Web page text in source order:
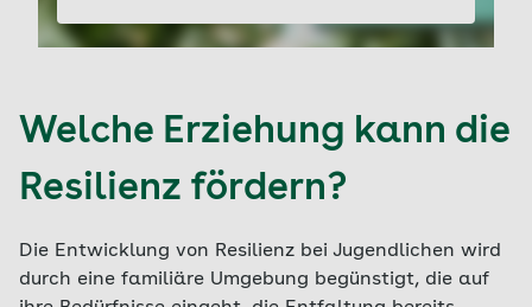
können.
Welche Erziehung kann die
Resilienz fördern?
Die Entwicklung von Resilienz bei Jugendlichen wird
durch eine familiäre Umgebung begünstigt, die auf